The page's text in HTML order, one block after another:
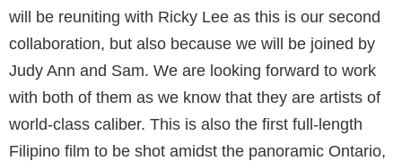
will be reuniting with Ricky Lee as this is our second
collaboration, but also because we will be joined by
Judy Ann and Sam. We are looking forward to work
with both of them as we know that they are artists of
world-class caliber. This is also the first full-length
Filipino film to be shot amidst the panoramic Ontario,